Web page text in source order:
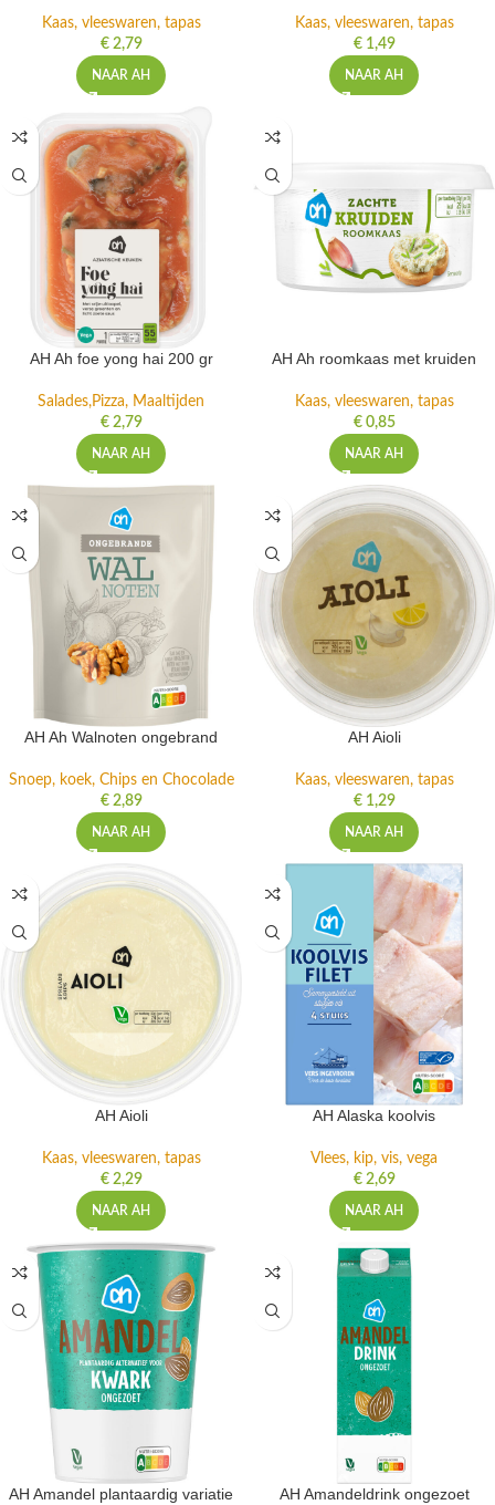
Kaas, vleeswaren, tapas
€2,79
NAAR AH
Kaas, vleeswaren, tapas
€1,49
NAAR AH
AH Ah foe yong hai 200 gr
Salades,Pizza, Maaltijden
€2,79
NAAR AH
AH Ah roomkaas met kruiden
Kaas, vleeswaren, tapas
€0,85
NAAR AH
AH Ah Walnoten ongebrand
Snoep, koek, Chips en Chocolade
€2,89
NAAR AH
AH Aioli
Kaas, vleeswaren, tapas
€1,29
NAAR AH
AH Aioli
Kaas, vleeswaren, tapas
€2,29
NAAR AH
AH Alaska koolvis
Vlees, kip, vis, vega
€2,69
NAAR AH
AH Amandel plantaardig variatie
AH Amandeldrink ongezoet